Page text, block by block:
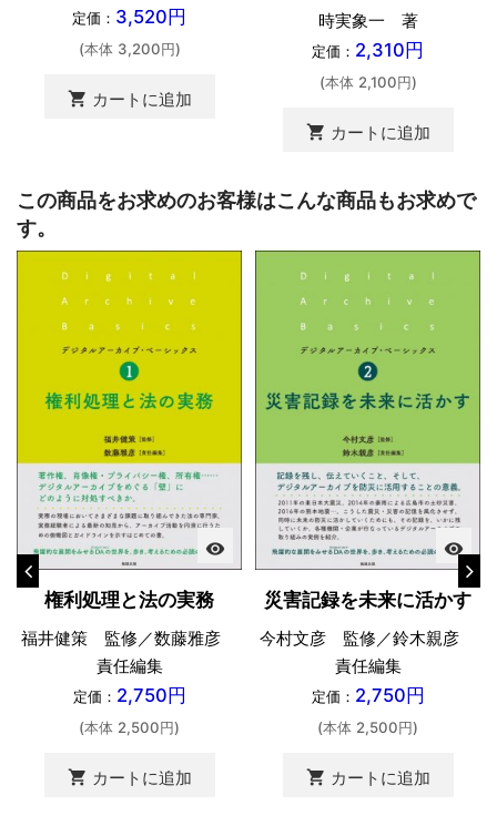
定価： 3,520円
(本体 3,200円)
shopping_cart カートに追加
時実象一 著
定価： 2,310円
(本体 2,100円)
shopping_cart カートに追加
この商品をお求めのお客様はこんな商品もお求めで
す。
visibility
権利処理と法の実務
福井健策 監修／数藤雅彦
責任編集
定価： 2,750円
(本体 2,500円)
shopping_cart カートに追加
visibility
災害記録を未来に活かす
今村文彦 監修／鈴木親彦
責任編集
定価： 2,750円
(本体 2,500円)
shopping_cart カートに追加